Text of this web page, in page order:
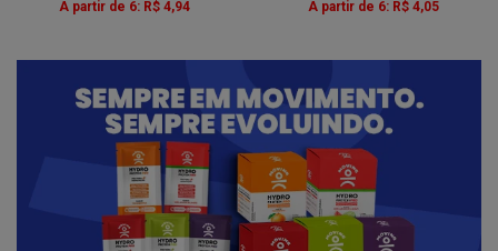
A partir de 6: R$ 4,94
A partir de 6: R$ 4,05